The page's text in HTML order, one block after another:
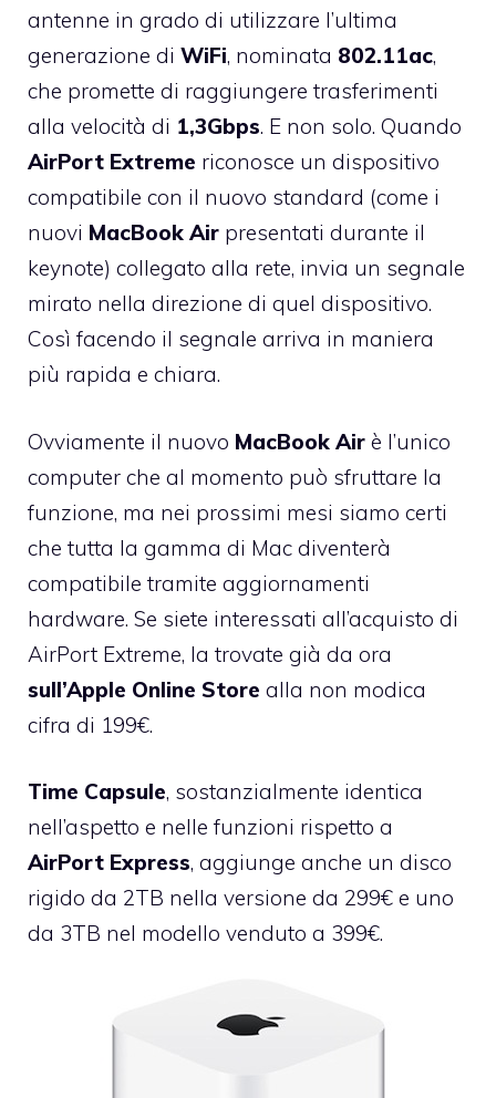
antenne in grado di utilizzare l’ultima
generazione di WiFi, nominata 802.11ac,
che promette di raggiungere trasferimenti
alla velocità di 1,3Gbps. E non solo. Quando
AirPort Extreme riconosce un dispositivo
compatibile con il nuovo standard (come i
nuovi MacBook Air presentati durante il
keynote) collegato alla rete, invia un segnale
mirato nella direzione di quel dispositivo.
Così facendo il segnale arriva in maniera
più rapida e chiara.
Ovviamente il nuovo MacBook Air è l’unico
computer che al momento può sfruttare la
funzione, ma nei prossimi mesi siamo certi
che tutta la gamma di Mac diventerà
compatibile tramite aggiornamenti
hardware. Se siete interessati all’acquisto di
AirPort Extreme, la trovate già da ora
sull’Apple Online Store alla non modica
cifra di 199€.
Time Capsule, sostanzialmente identica
nell’aspetto e nelle funzioni rispetto a
AirPort Express, aggiunge anche un disco
rigido da 2TB nella versione da 299€ e uno
da 3TB nel modello venduto a 399€.